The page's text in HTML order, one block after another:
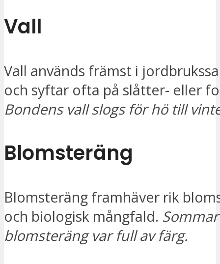
Vall
Vall används främst i
och syftar ofta på slåtter- eller
Bondens vall slogs för hö till
Blomsteräng
Blomsteräng framhäver rik
och biologisk mångfald.
blomsteräng var full av färg.